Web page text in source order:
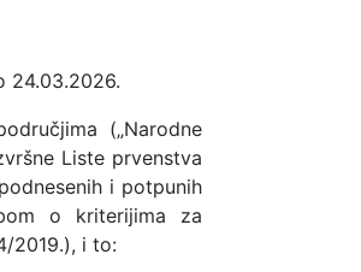
24.03.2026.
(„Narodne
Liste prvenstva
i potpunih
o kriterijima za
2019.), i to: